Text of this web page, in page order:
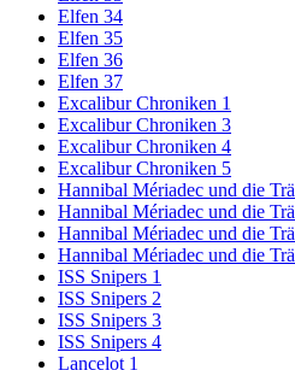
Elfen 34
Elfen 35
Elfen 36
Elfen 37
Excalibur Chroniken 1
Excalibur Chroniken 3
Excalibur Chroniken 4
Excalibur Chroniken 5
Hannibal Mériadec und die
Hannibal Mériadec und die
Hannibal Mériadec und die
Hannibal Mériadec und die
ISS Snipers 1
ISS Snipers 2
ISS Snipers 3
ISS Snipers 4
Lancelot 1